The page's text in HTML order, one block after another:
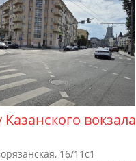
вокзала
16/11с1